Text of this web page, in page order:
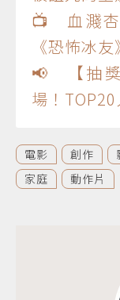
📺 血濺杏
《恐怖冰
📢 【抽獎
場！
電影 創作
家庭
動作片